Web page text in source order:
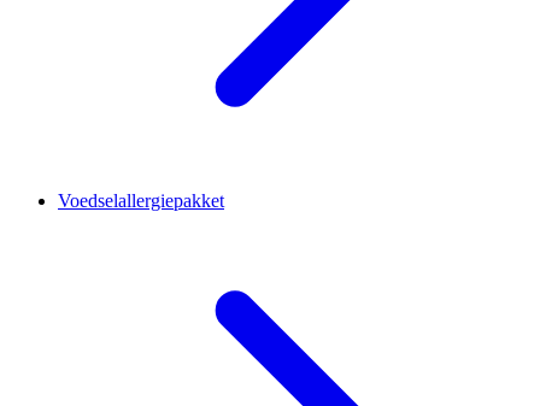
Voedselallergiepakket